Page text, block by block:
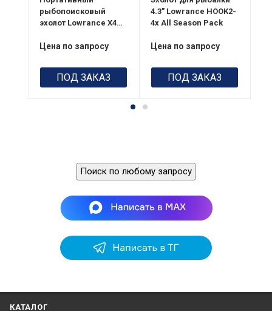
800 Вт / 100Вт
RMS
Разрешение
Портативный
рыбопоисковый
эхолот Lowrance X4
Цена по запросу
ПОД ЗАКАЗ
2.12, 128х64
165.3 x 96.5 x 84
Потребляемая
мощность
4.3" Lowrance HOOK2-
4x All Season Pack
Цена по запросу
ПОД ЗАКАЗ
Поиск по любому запросу
КАТАЛОГ